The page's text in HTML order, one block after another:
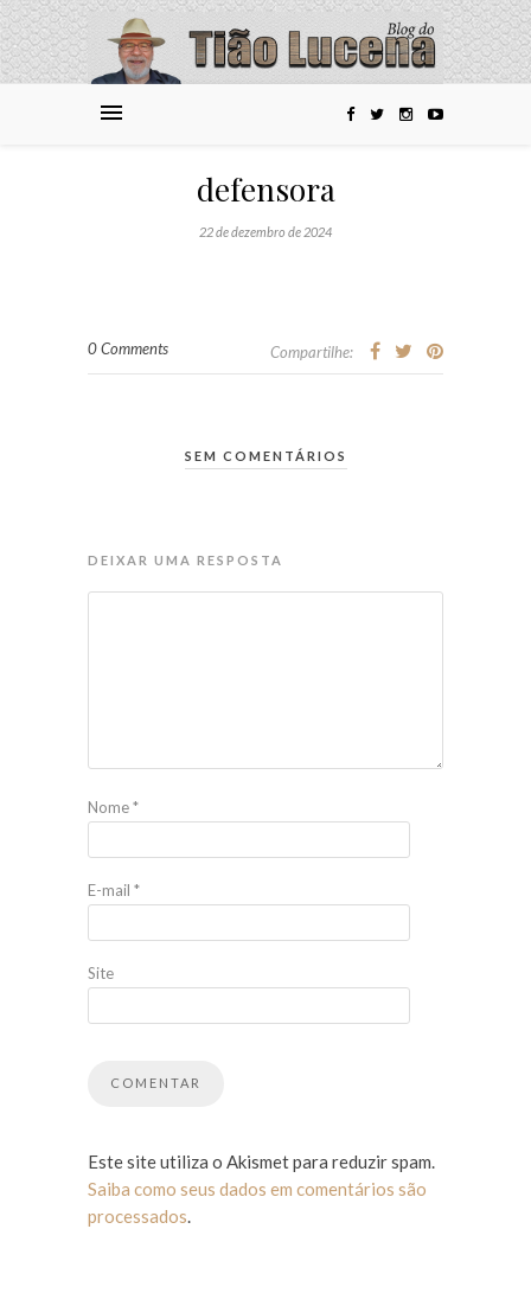
defensora
22 de dezembro de 2024
0 Comments Compartilhe:
SEM COMENTÁRIOS
DEIXAR UMA RESPOSTA
Nome*
E-mail *
Site
Este site utiliza o Akismet para reduzir spam.
Saiba como seus dados em comentários são
processados.